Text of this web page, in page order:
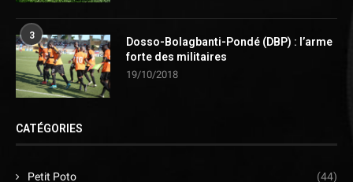
3
Dosso-Bolagbanti-Pondé (DBP) : l’arme
forte des militaires
19/10/2018
CATÉGORIES
Petit Poto (44)